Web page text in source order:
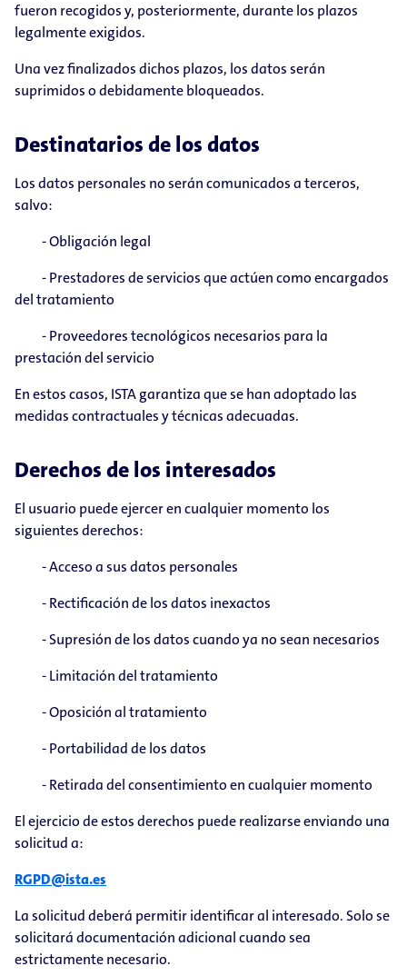
fueron recogidos y, posteriormente, durante los plazos
legalmente exigidos.
Una vez finalizados dichos plazos, los datos serán
suprimidos o debidamente bloqueados.
Destinatarios de los datos
Los datos personales no serán comunicados a terceros,
salvo:
- Obligación legal
- Prestadores de servicios que actúen como encargados
del tratamiento
- Proveedores tecnológicos necesarios para la
prestación del servicio
En estos casos, ISTA garantiza que se han adoptado las
medidas contractuales y técnicas adecuadas.
Derechos de los interesados
El usuario puede ejercer en cualquier momento los
siguientes derechos:
- Acceso a sus datos personales
- Rectificación de los datos inexactos
- Supresión de los datos cuando ya no sean necesarios
- Limitación del tratamiento
- Oposición al tratamiento
- Portabilidad de los datos
- Retirada del consentimiento en cualquier momento
El ejercicio de estos derechos puede realizarse enviando una
solicitud a:
RGPD@ista.es
La solicitud deberá permitir identificar al interesado. Solo se
solicitará documentación adicional cuando sea
estrictamente necesario.